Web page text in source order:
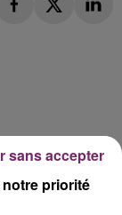
priorité
sans accepter